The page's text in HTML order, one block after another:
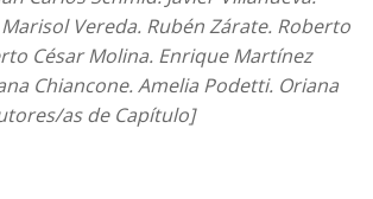
Vereda. Rubén Zárate. Roberto
César Molina. Enrique Martínez
Chiancone. Amelia Podetti. Oriana
as de Capítulo]